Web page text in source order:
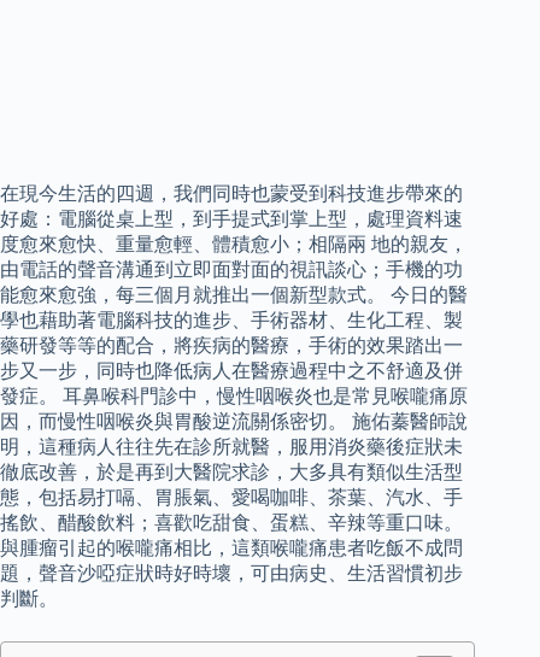
在現今生活的四週，我們同時也蒙受到科技進步帶來的
好處：電腦從桌上型，到手提式到掌上型，處理資料速
度愈來愈快、重量愈輕、體積愈小；相隔兩 地的親友，
由電話的聲音溝通到立即面對面的視訊談心；手機的功
能愈來愈強，每三個月就推出一個新型款式。 今日的醫
學也藉助著電腦科技的進步、手術器材、生化工程、製
藥研發等等的配合，將疾病的醫療，手術的效果踏出一
步又一步，同時也降低病人在醫療過程中之不舒適及併
發症。 耳鼻喉科門診中，慢性咽喉炎也是常見喉嚨痛原
因，而慢性咽喉炎與胃酸逆流關係密切。 施佑蓁醫師說
明，這種病人往往先在診所就醫，服用消炎藥後症狀未
徹底改善，於是再到大醫院求診，大多具有類似生活型
態，包括易打嗝、胃脹氣、愛喝咖啡、茶葉、汽水、手
搖飲、醋酸飲料；喜歡吃甜食、蛋糕、辛辣等重口味。
與腫瘤引起的喉嚨痛相比，這類喉嚨痛患者吃飯不成問
題，聲音沙啞症狀時好時壞，可由病史、生活習慣初步
判斷。